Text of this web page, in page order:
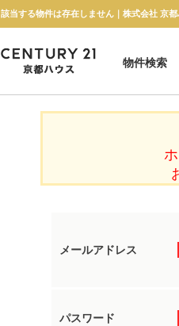
該当する物件は存在しません｜株式会社 京都
物件検索
メールアドレス
パスワード